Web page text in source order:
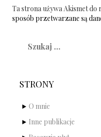
Ta strona używa Akismet do
sposób przetwarzane są
STRONY
O mnie
Inne publikacje